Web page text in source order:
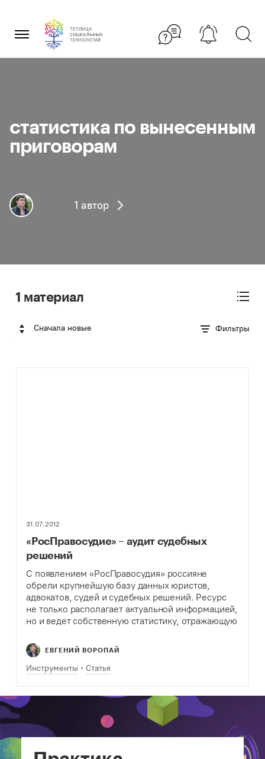
статистика по вынесенным
приговорам
1 автор
1 материал
Сначала новые Фильтры
31.07.2012
«РосПравосудие» – аудит судебных
решений
С появлением «РосПравосудия» россияне
обрели крупнейшую базу данных юристов,
адвокатов, судей и судебных решений. Ресурс
не только располагает актуальной информацией,
но и ведет собственную статистику, отражающую
Функционал: Крупнейший в России каталог
юристов, адвокатов, судей (35+ тысяч…
ЕВГЕНИЙ ВОРОПАЙ
Инструменты Статья